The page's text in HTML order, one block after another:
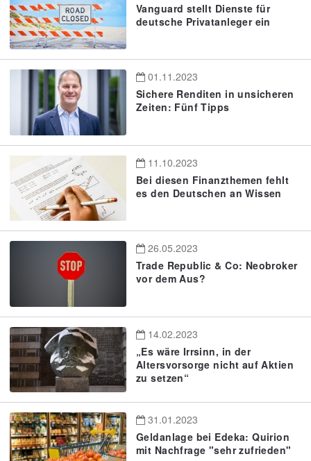
Vanguard stellt Dienste für
deutsche Privatanleger ein
01.11.2023
Sichere Renditen in unsicheren
Zeiten: Fünf Tipps
11.10.2023
Bei diesen Finanzthemen fehlt
es den Deutschen an Wissen
26.05.2023
Trade Republic & Co: Neobroker
vor dem Aus?
14.02.2023
„Es wäre Irrsinn, in der
Altersvorsorge nicht auf Aktien
zu setzen“
31.01.2023
Geldanlage bei Edeka: Quirion
mit Nachfrage "sehr zufrieden"